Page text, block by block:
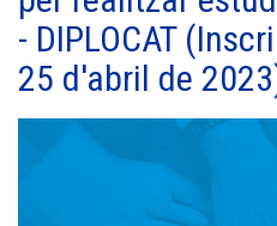
- DIPLOCAT
25 d'abril de